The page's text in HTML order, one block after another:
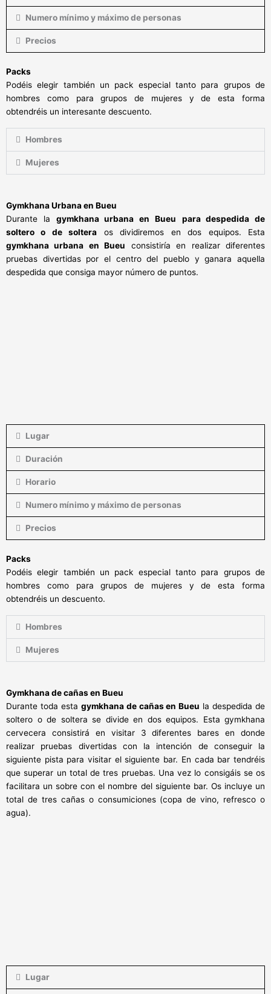
Numero mínimo y máximo de personas
Precios
Packs
Podéis elegir también un pack especial tanto para grupos de
hombres como para grupos de mujeres y de esta forma
obtendréis un interesante descuento.
Hombres
Mujeres
Gymkhana Urbana en Bueu
Durante la gymkhana urbana en Bueu
para despedida de
soltero o de soltera os dividiremos en dos equipos. Esta
gymkhana urbana en Bueu consistiría en realizar diferentes
pruebas divertidas por el centro del pueblo y ganara aquella
despedida que consiga mayor número de puntos.
Lugar
Duración
Horario
Numero mínimo y máximo de personas
Precios
Packs
Podéis elegir también un pack especial tanto para grupos de
hombres como para grupos de mujeres y de esta forma
obtendréis un descuento.
Hombres
Mujeres
Gymkhana de cañas en Bueu
Durante toda esta gymkhana de cañas en Bueu la despedida de
soltero o de soltera se divide en dos equipos. Esta gymkhana
cervecera consistirá en visitar 3 diferentes bares en donde
realizar pruebas divertidas con la intención de conseguir la
siguiente pista para visitar el siguiente bar. En cada bar tendréis
que superar un total de tres pruebas. Una vez lo consigáis se os
facilitara un sobre con el nombre del siguiente bar. Os incluye un
total de tres cañas o consumiciones (copa de vino, refresco o
agua).
Lugar